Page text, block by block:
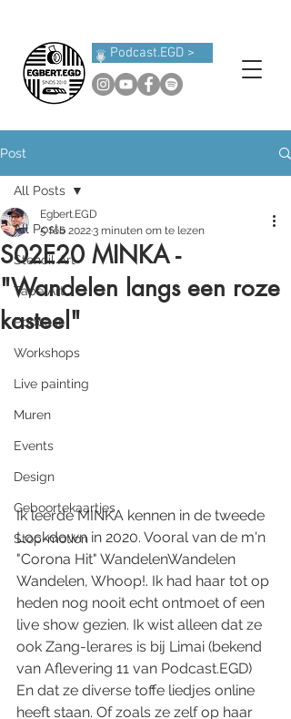
Podcast.EGD >
Post
All Posts
Stencil Art
Tape Art
Podcast
Workshops
Live painting
Muren
Events
Design
Geboortekaartjes
Stop-motion
All Posts
S02E20 MINKA -
"Wandelen langs een roze
kasteel"
Egbert.EGD
5 feb 20223 minuten om te lezen
Ik leerde MINKA kennen in de tweede
Lockdown in 2020. Vooral van de m'n
"Corona Hit" WandelenWandelen
Wandelen, Whoop!. Ik had haar tot op
heden nog nooit echt ontmoet of een
live show gezien. Ik wist alleen dat ze
ook Zang-lerares is bij Limai (bekend
van Aflevering 11 van Podcast.EGD)
En dat ze diverse toffe liedjes online
heeft staan. Of zoals ze zelf op haar